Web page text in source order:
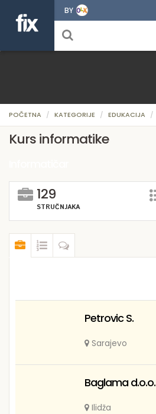
BY
POČETNA KATEGORIJE EDUKACIJA
Kurs informatike
129
STRUČNJAKA
Petrovic S.
Sarajevo
Baglama d.o.o.
Ilidža